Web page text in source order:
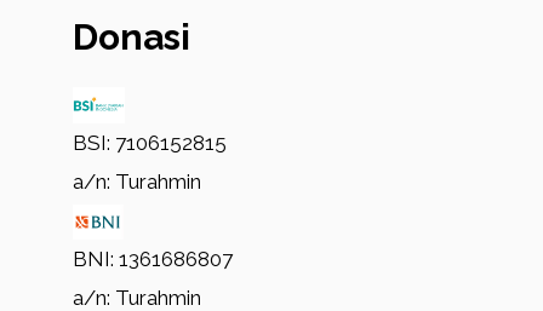
Donasi
BSI: 7106152815
a/n: Turahmin
BNI: 1361686807
a/n: Turahmin